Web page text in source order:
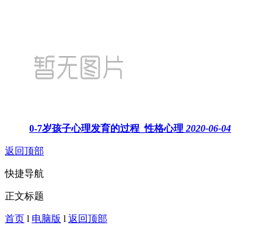
0-7岁孩子心理发育的过程_性格心理 2020-06-04
返回顶部
快捷导航
正文标题
首页 l 电脑版 l 返回顶部